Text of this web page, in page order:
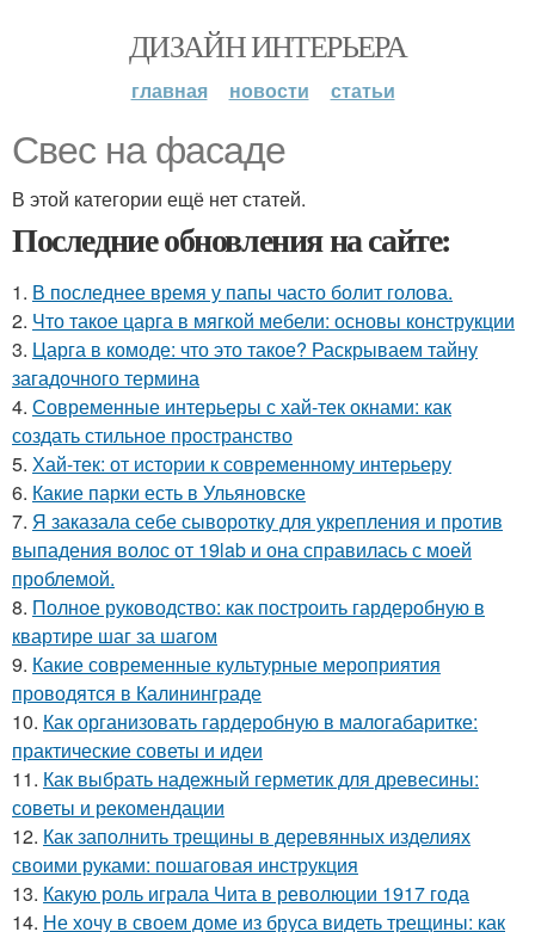
ДИЗАЙН ИНТЕРЬЕРА
главная новости статьи
Свес на фасаде
В этой категории ещё нет статей.
Последние обновления на сайте:
1. В последнее время у папы часто болит голова.
2. Что такое царга в мягкой мебели: основы конструкции
3. Царга в комоде: что это такое? Раскрываем тайну
загадочного термина
4. Современные интерьеры с хай-тек окнами: как
создать стильное пространство
5. Хай-тек: от истории к современному интерьеру
6. Какие парки есть в Ульяновске
7. Я заказала себе сыворотку для укрепления и против
выпадения волос от 19lab и она справилась с моей
проблемой.
8. Полное руководство: как построить гардеробную в
квартире шаг за шагом
9. Какие современные культурные мероприятия
проводятся в Калининграде
10. Как организовать гардеробную в малогабаритке:
практические советы и идеи
11. Как выбрать надежный герметик для древесины:
советы и рекомендации
12. Как заполнить трещины в деревянных изделиях
своими руками: пошаговая инструкция
13. Какую роль играла Чита в революции 1917 года
14. Не хочу в своем доме из бруса видеть трещины: как